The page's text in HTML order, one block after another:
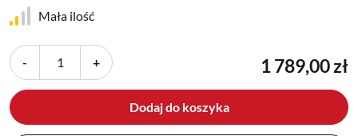
Mała ilość
- + 1 789,00 zł
Dodaj do koszyka